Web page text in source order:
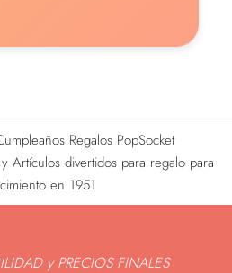
Regalos PopSocket
Artículos divertidos para regalo para
en 1951
y PRECIOS FINALES